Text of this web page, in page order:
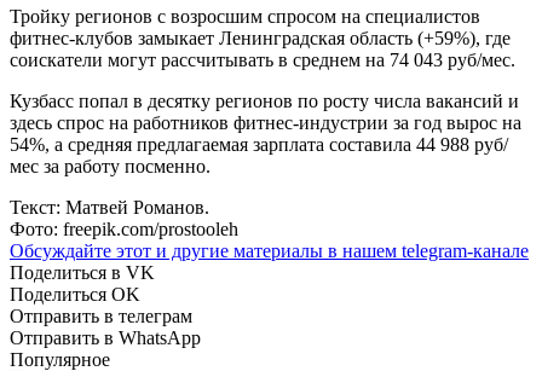
Тройку регионов с возросшим спросом на специалистов
фитнес-клубов замыкает Ленинградская область (+59%), где
соискатели могут рассчитывать в среднем на 74 043 руб/мес.
Кузбасс попал в десятку регионов по росту числа вакансий и
здесь спрос на работников фитнес-индустрии за год вырос на
54%, а средняя предлагаемая зарплата составила 44 988 руб/
мес за работу посменно.
Текст: Матвей Романов.
Фото: freepik.com/prostooleh
Обсуждайте этот и другие материалы в нашем telegram-канале
Поделиться в VK
Поделиться OK
Отправить в телеграм
Отправить в WhatsApp
Популярное